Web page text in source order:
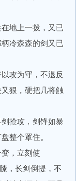
地上一拨，又已
冷森森的剑又已
攻为守，不退反
狠，硬把几将触
抢攻，剑锋如暴
整个罩住。
，立刻使
，长剑倒提，不